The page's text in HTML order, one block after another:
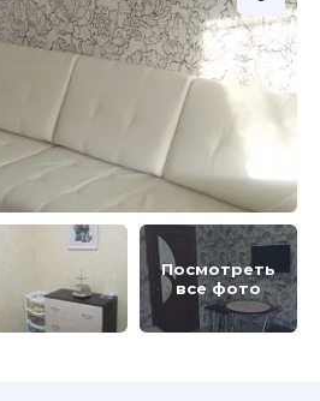
Посмотреть
все фото